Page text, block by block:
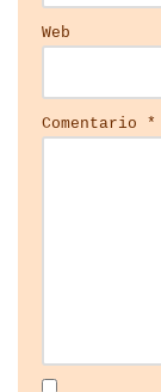
Web
Comentario *